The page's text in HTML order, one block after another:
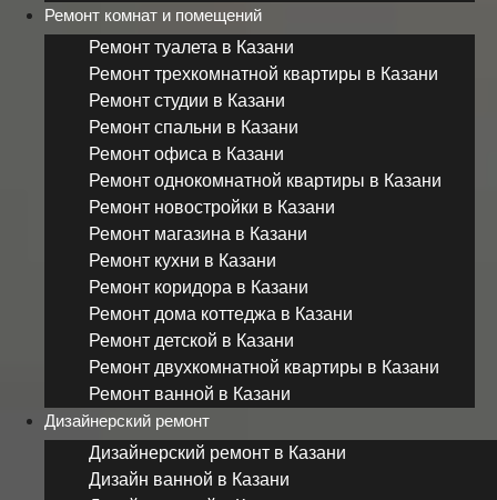
Ремонт комнат и помещений
Ремонт туалета в Казани
Ремонт трехкомнатной квартиры в Казани
Ремонт студии в Казани
Ремонт спальни в Казани
Ремонт офиса в Казани
Ремонт однокомнатной квартиры в Казани
Ремонт новостройки в Казани
Ремонт магазина в Казани
Ремонт кухни в Казани
Ремонт коридора в Казани
Ремонт дома коттеджа в Казани
Ремонт детской в Казани
Ремонт двухкомнатной квартиры в Казани
Ремонт ванной в Казани
Дизайнерский ремонт
Дизайнерский ремонт в Казани
Дизайн ванной в Казани